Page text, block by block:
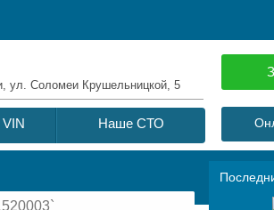
ул. Соломеи Крушельницкой, 5
Наше СТО